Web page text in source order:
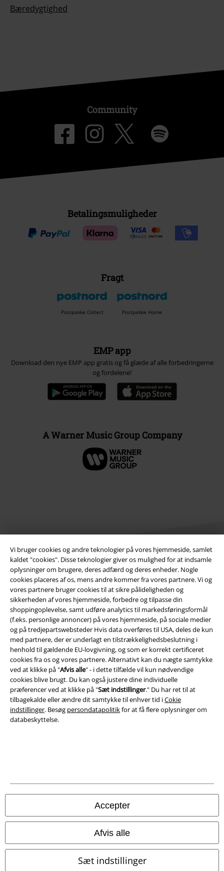
Vi bruger cookies og andre teknologier på vores hjemmeside, samlet
kaldet "cookies". Disse teknologier giver os mulighed for at indsamle
oplysninger om brugere, deres adfærd og deres enheder. Nogle
cookies placeres af os, mens andre kommer fra vores partnere. Vi og
vores partnere bruger cookies til at sikre pålideligheden og
sikkerheden af ​​vores hjemmeside, forbedre og tilpasse din
shoppingoplevelse, samt udføre analytics til markedsføringsformål
(f.eks. personlige annoncer) på vores hjemmeside, på sociale medier
og på tredjepartswebsteder Hvis data overføres til USA, deles de kun
med partnere, der er underlagt en tilstrækkelighedsbeslutning i
henhold til gældende EU-lovgivning, og som er korrekt certificeret
cookies fra os og vores partnere. Alternativt kan du nægte samtykke
ved at klikke på "Afvis alle" - i dette tilfælde vil kun nødvendige
cookies blive brugt. Du kan også justere dine individuelle
præferencer ved at klikke på "Sæt indstillinger." Du har ret til at
tilbagekalde eller ændre dit samtykke til enhver tid iCokie
indstillinger. Besøg persondatapolitikfor at få flere oplysninger om
databeskyttelse.
Accepter
Afvis alle
Sæt indstillinger
Bæredygtighed
Community
Betalingsmuligheder
Fragt
Postpakke Collect Postpakke Home
EMP app
Download den nye EMP app gratis og få glæde af alle forbedringerne
og fordelene!
A Warner Music Group Company
Juridisk
Salgs-, medlems- & leveringsbetingelser
Om EMP Danmark
Persondatapolitik
Bortskaffelse af affald og miljøbeskyttelse
Overensstemmelseserklæring
Oplysninger om tilgængelighed